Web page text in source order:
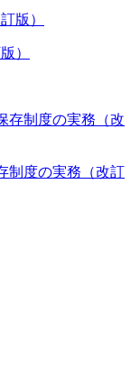
）
制度の実務（改訂